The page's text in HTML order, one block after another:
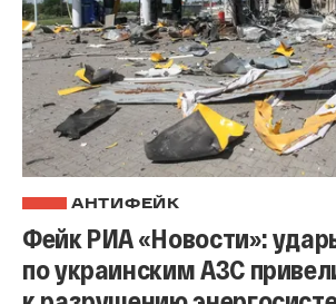
АНТИФЕЙК
Фейк РИА «Новости»:
по украинским АЗС